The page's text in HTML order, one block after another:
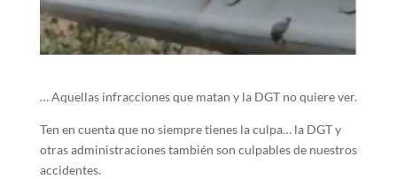
… Aquellas infracciones que matan y la DGT no quiere ver.
Ten en cuenta que no siempre tienes la culpa… la DGT y
otras administraciones también son culpables de nuestros
accidentes.